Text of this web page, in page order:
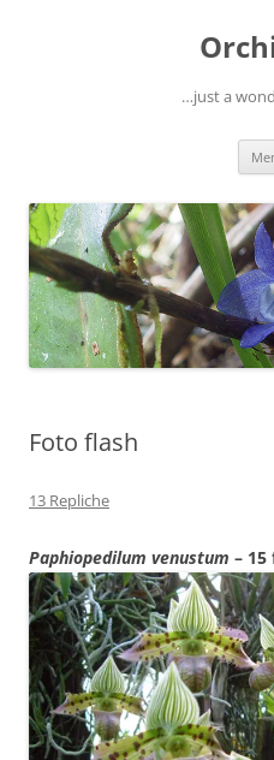
…just a
Foto flash
13 Repliche
Paphiopedilum venustum –